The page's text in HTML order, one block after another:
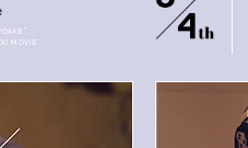
MOVIE